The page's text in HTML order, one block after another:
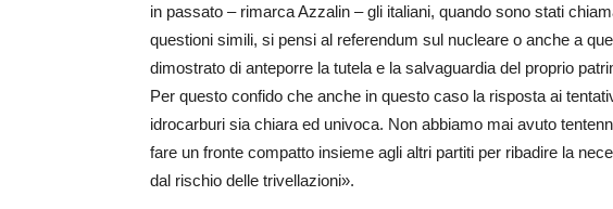
in passato – rimarca Azzalin – gli italiani, quando sono stati
questioni simili, si pensi al referendum sul nucleare o anche a
dimostrato di anteporre la tutela e la salvaguardia del proprio
Per questo confido che anche in questo caso la risposta ai
idrocarburi sia chiara ed univoca. Non abbiamo mai avuto
fare un fronte compatto insieme agli altri partiti per ribadire la
dal rischio delle trivellazioni».